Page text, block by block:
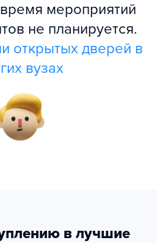
мероприятий
не планируется.
открытых дверей в
вузах
в лучшие